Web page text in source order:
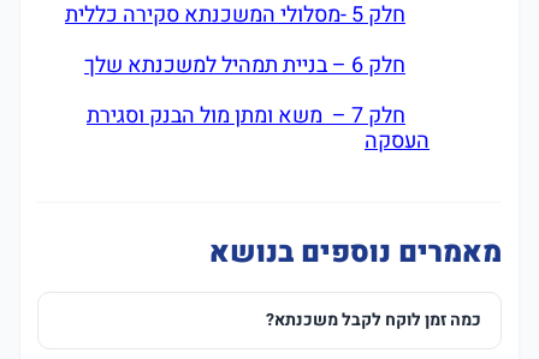
חלק 5 -מסלולי המשכנתא סקירה כללית
חלק 6 – בניית תמהיל למשכנתא שלך
חלק 7 – משא ומתן מול הבנק וסגירת
העסקה
מאמרים נוספים בנושא
כמה זמן לוקח לקבל משכנתא?